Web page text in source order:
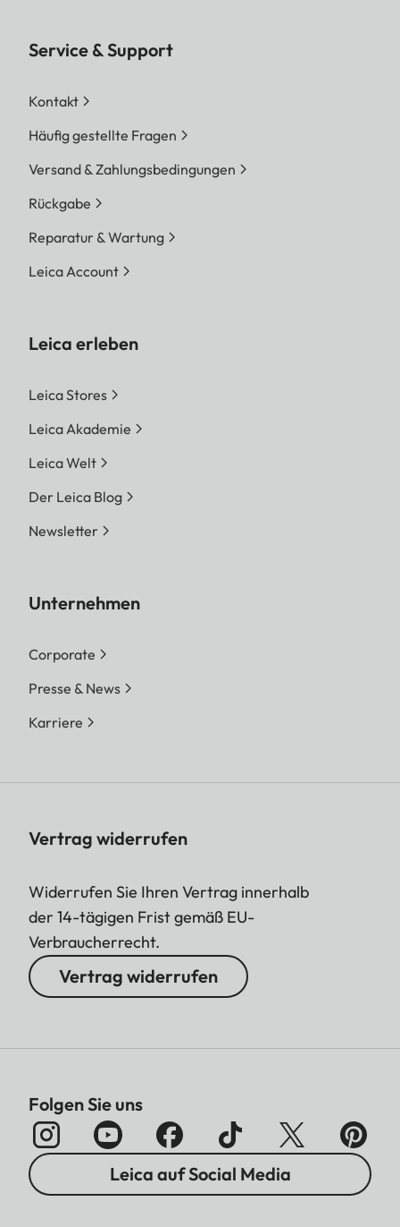
Service & Support
Kontakt
Häufig gestellte Fragen
Versand & Zahlungsbedingungen
Rückgabe
Reparatur & Wartung
Leica Account
Leica erleben
Leica Stores
Leica Akademie
Leica Welt
Der Leica Blog
Newsletter
Unternehmen
Corporate
Presse & News
Karriere
Vertrag widerrufen
Widerrufen Sie Ihren Vertrag innerhalb
der 14-tägigen Frist gemäß EU-
Verbraucherrecht.
Vertrag widerrufen
Folgen Sie uns
Leica auf Social Media